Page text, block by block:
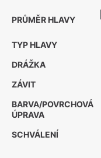
PRŮMĚR HLAVY
TYP HLAVY
DRÁŽKA
ZÁVIT
BARVA/POVRCHOVÁ
ÚPRAVA
SCHVÁLENÍ